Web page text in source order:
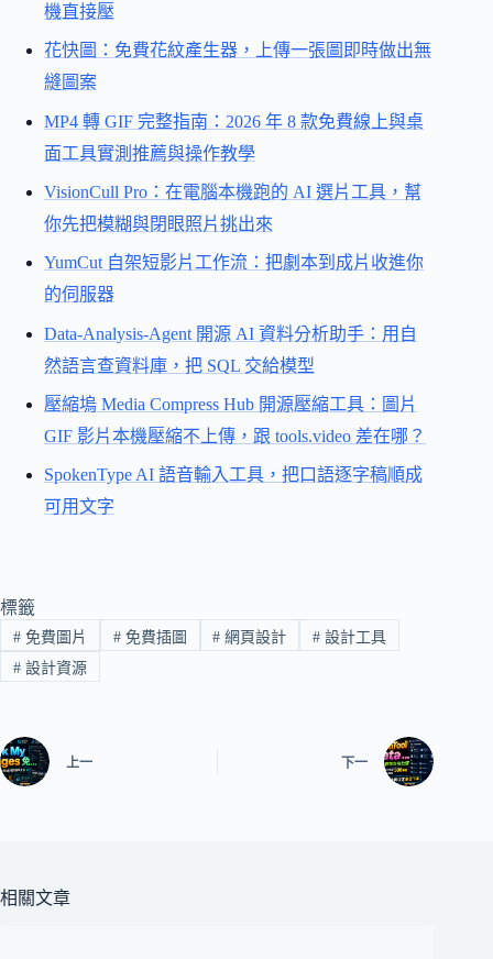
機直接壓
花快圖：免費花紋產生器，上傳一張圖即時做出無
縫圖案
MP4 轉 GIF 完整指南：2026 年 8 款免費線上與桌
面工具實測推薦與操作教學
VisionCull Pro：在電腦本機跑的 AI 選片工具，幫
你先把模糊與閉眼照片挑出來
YumCut 自架短影片工作流：把劇本到成片收進你
的伺服器
Data-Analysis-Agent 開源 AI 資料分析助手：用自
然語言查資料庫，把 SQL 交給模型
壓縮塢 Media Compress Hub 開源壓縮工具：圖片
GIF 影片本機壓縮不上傳，跟 tools.video 差在哪？
SpokenType AI 語音輸入工具，把口語逐字稿順成
可用文字
標籤
#免費圖片 #免費插圖 # 網頁設計 # 設計工具
#設計資源
上一 下一
相關文章